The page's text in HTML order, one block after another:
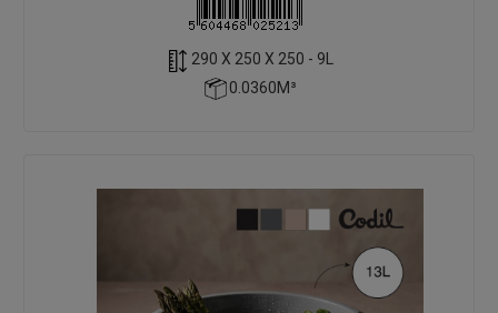
290 X 250 X 250 - 9L
0.0360M³